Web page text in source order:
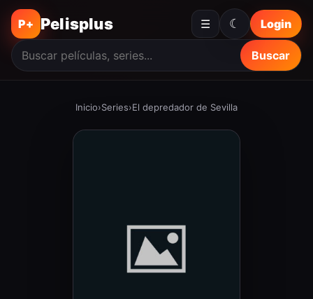
P+ Pelisplus ☰
Buscar
Login
☾
Inicio›Series›El depredador de Sevilla